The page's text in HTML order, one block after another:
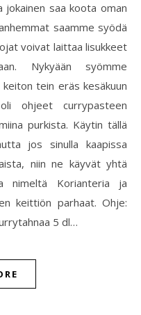
saa koota oman
saamme syödä
voivat laittaa lisukkeet
Nykyään syömme
keiton tein eräs kesäkuun
ohjeet currypasteen
purkista. Käytin tällä
jos sinulla kaapissa
niin ne käyvät yhtä
nimeltä Korianteria ja
keittiön parhaat. Ohje:
5 dl…